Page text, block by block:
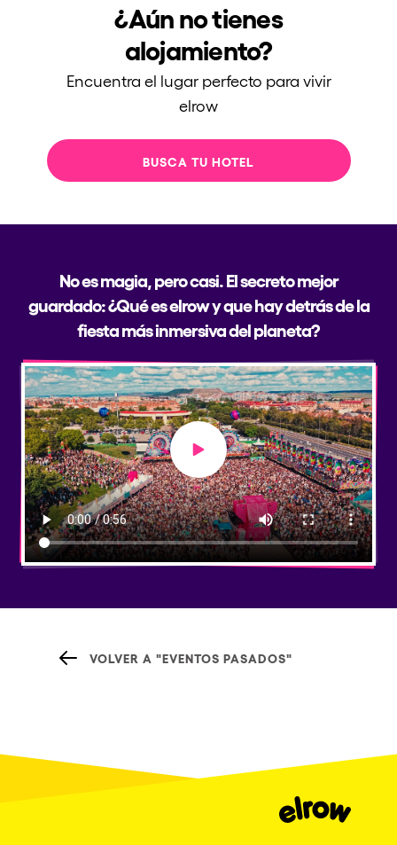
¿Aún no tienes
alojamiento?
Encuentra el lugar perfecto para vivir
elrow
BUSCA TU HOTEL
No es magia, pero casi. El secreto mejor
guardado: ¿Qué es elrow y que hay detrás de la
fiesta más inmersiva del planeta?
Play video
VOLVER A "EVENTOS PASADOS"